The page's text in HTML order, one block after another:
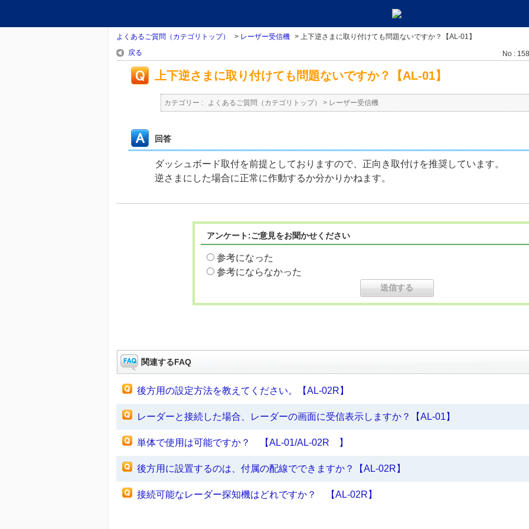
よくあるご質問（カテゴリトップ） > レーザー受信機 > 上下逆さまに取り付けても問題ないですか？【AL-01】
戻る
No :
上下逆さまに取り付けても問題ないですか？【AL-01】
カテゴリー : よくあるご質問（カテゴリトップ） > レーザー受信機
回答
ダッシュボード取付を前提としておりますので、正向き取付けを推奨しています。
逆さまにした場合に正常に作動するか分かりかねます。
アンケート:ご意見をお聞かせください
参考になった
参考にならなかった
関連するFAQ
後方用の設定方法を教えてください。【AL-02R】
レーダーと接続した場合、レーダーの画面に受信表示しますか？【AL-01】
単体で使用は可能ですか？ 【AL-01/AL-02R 】
後方用に設置するのは、付属の配線でできますか？【AL-02R】
接続可能なレーダー探知機はどれですか？ 【AL-02R】